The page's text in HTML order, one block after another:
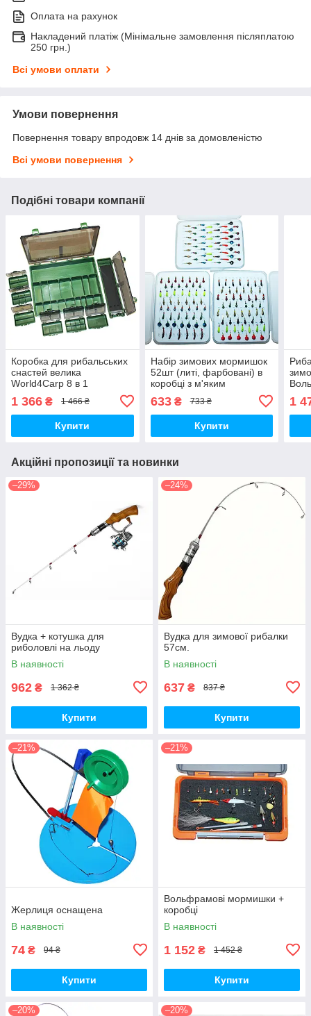
Оплата на рахунок
Накладений платіж (Мінімальне замовлення післяплатою
250 грн.)
Всі умови оплати
Умови повернення
Повернення товару впродовж 14 днів за домовленістю
Всі умови повернення
Подібні товари компанії
Коробка для рибальських
снастей велика
World4Carp 8 в 1
1 366 ₴ 1 466 ₴
Купити
Набір зимових мормишок
52шт (литі, фарбовані) в
коробці з м'яким
633₴ 733 ₴
Купити
1
Акційні пропозиції та новинки
–29%
Вудка + котушка для
риболовлі на льоду
В наявності
962 ₴ 1 362 ₴
Купити
–24%
Вудка для зимової рибалки
57см.
В наявності
637 ₴ 837 ₴
Купити
–21%
Жерлиця оснащена
В наявності
74 ₴ 94 ₴
Купити
–21%
Вольфрамові мормишки +
коробці
В наявності
1 152 ₴ 1 452 ₴
Купити
–20% –20%